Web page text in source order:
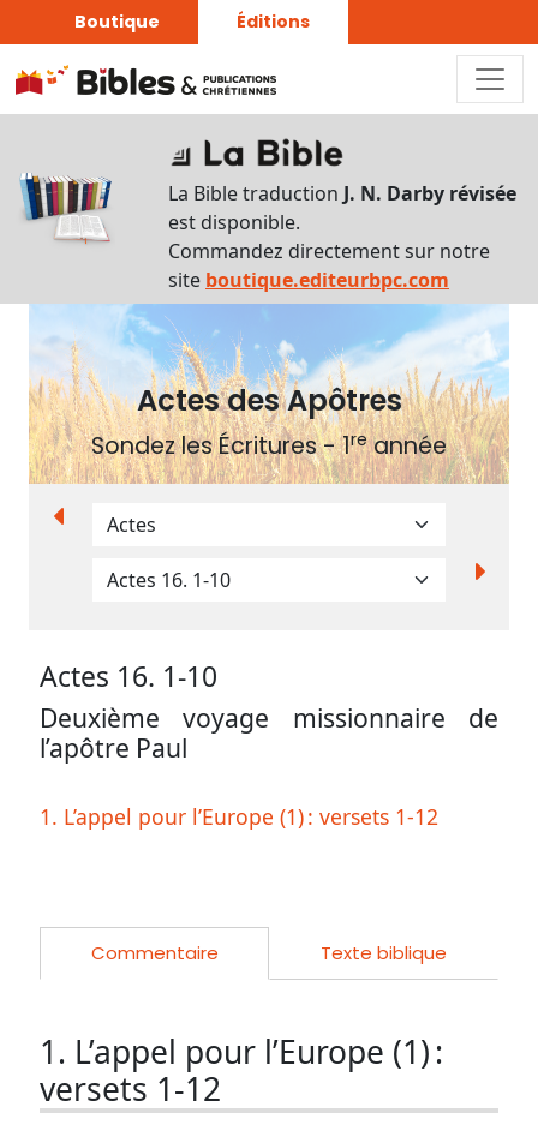
Boutique Éditions
La Bible traduction J. N. Darby révisée
est disponible.
Commandez directement sur notre
site boutique.editeurbpc.com
Actes des Apôtres
Sondez les Écritures - 1reannée
Actes 16. 1-10
Deuxième voyage missionnaire de
l’apôtre Paul
1. L’appel pour l’Europe (1) :versets 1-12
Commentaire Texte biblique
1. L’appel pour l’Europe (1) :
versets 1-12
du
livre
supports
Exemplaire
papier
Nous
Signaler
erreur
aux
site